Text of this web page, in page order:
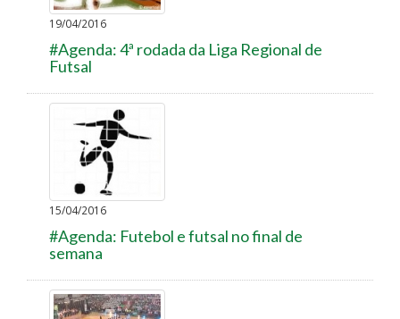
19/04/2016
#Agenda: 4ª rodada da Liga Regional de
Futsal
15/04/2016
#Agenda: Futebol e futsal no final de
semana